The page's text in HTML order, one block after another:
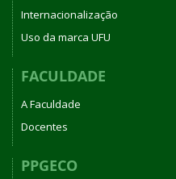
Internacionalização
Uso da marca UFU
FACULDADE
A Faculdade
Docentes
PPGECO